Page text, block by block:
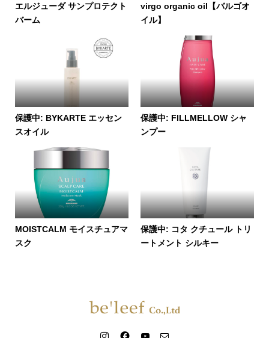
エルジューダ サンプロテクト
バーム
virgo organic oil【バルゴオ
イル】
保護中: BYKARTE エッセン
スオイル
保護中: FILLMELLOW シャ
ンプー
MOISTCALM モイスチュアマ
スク
保護中: コタ クチュール トリ
ートメント シルキー